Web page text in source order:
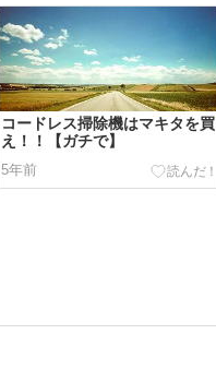
コードレス掃除機はマキタを買
え！！【ガチで】
5年前